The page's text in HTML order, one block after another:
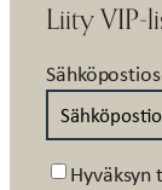
Liity VIP-
Suostumus